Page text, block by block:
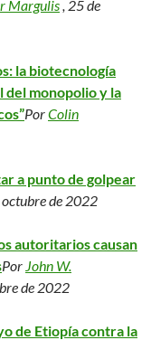
Margulis, 25 de
la biotecnología
monopolio y la
PorColin
a punto de golpear
octubre de 2022
autoritarios causan
Por John W.
de 2022
de Etiopía contra la